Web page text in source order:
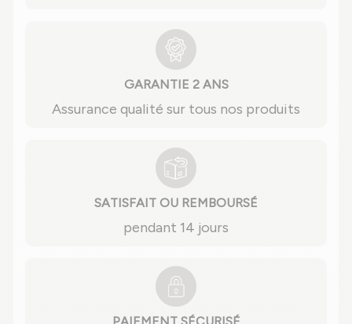
GARANTIE 2 ANS
Assurance qualité sur tous nos produits
SATISFAIT OU REMBOURSÉ
pendant 14 jours